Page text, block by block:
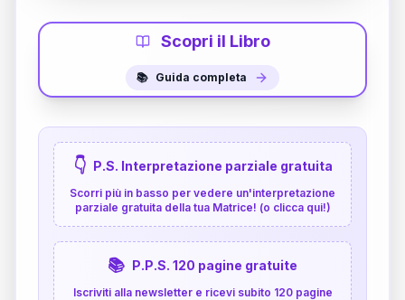
Scopri il Libro
📚 Guida completa
👇 P.S. Interpretazione parziale gratuita
Scorri più in basso per vedere un'interpretazione
parziale gratuita della tua Matrice! (o clicca qui!)
📚 P.P.S. 120 pagine gratuite
Iscriviti alla newsletter e ricevi subito 120 pagine